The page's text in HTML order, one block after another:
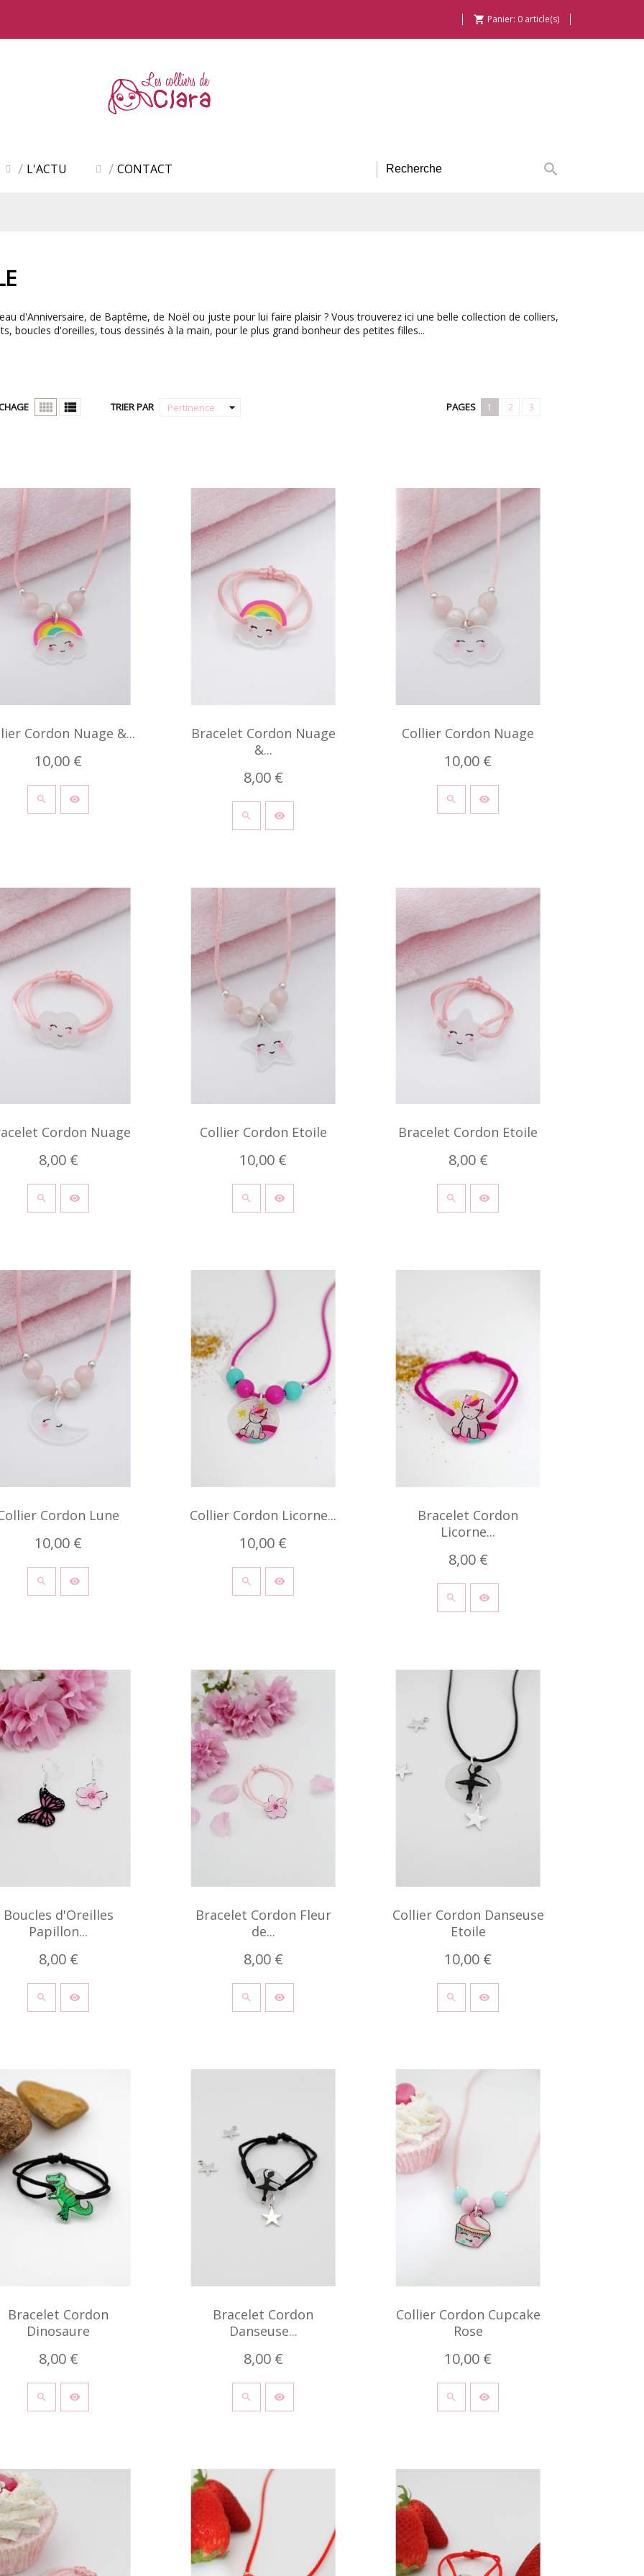
 Panier: 0 article(s)
L'ACTU CONTACT 
d'Anniversaire, de Baptême, de Noël ou juste pour lui faire plaisir ? Vous trouverez ici une belle collection de colliers,
boucles d'oreilles, tous dessinés à la main, pour le plus grand bonheur des petites filles...
  TRIER PAR Pertinence arrow_drop_down PAGES 1 2 3
Cordon Nuage &...
10,00 €
Bracelet Cordon Nuage
&...
8,00 €
Collier Cordon Nuage
10,00 €
Cordon Nuage
8,00 €
Collier Cordon Etoile
10,00 €
Bracelet Cordon Etoile
8,00 €
Cordon Lune
10,00 €
Collier Cordon Licorne...
10,00 €
Bracelet Cordon
Licorne...
8,00 €
Boucles d'Oreilles
Papillon...
8,00 €
Bracelet Cordon Fleur
de...
8,00 €
Collier Cordon Danseuse
Etoile
10,00 €
Bracelet Cordon
Dinosaure
8,00 €
Bracelet Cordon
Danseuse...
8,00 €
Collier Cordon Cupcake
Rose
10,00 €